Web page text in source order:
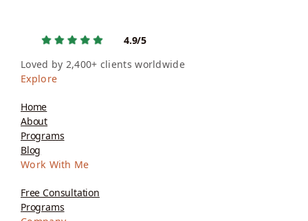
4.9/5
Loved by 2,400+ clients worldwide
Explore
Home
About
Programs
Blog
Work With Me
Free Consultation
Programs